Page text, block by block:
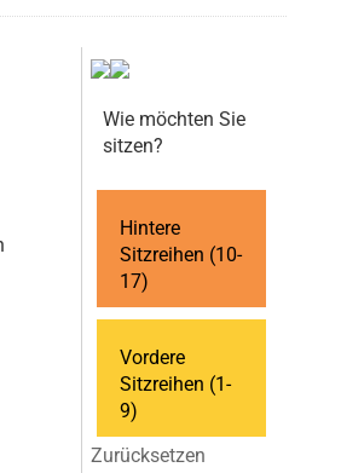
Wie möchten Sie
sitzen?
Hintere
Sitzreihen (10-
17)
Vordere
Sitzreihen (1-
9)
Zurücksetzen